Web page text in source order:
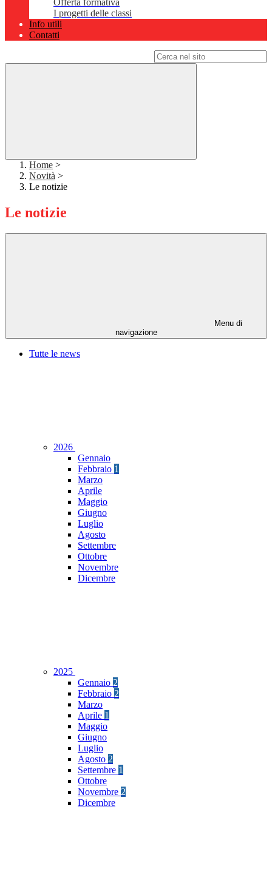
Offerta formativa
I progetti delle classi
Info utili
Contatti
Home >
Novità >
Le notizie
Le notizie
Menu di
navigazione
Tutte le news
2026
Gennaio
Febbraio 1
Marzo
Aprile
Maggio
Giugno
Luglio
Agosto
Settembre
Ottobre
Novembre
Dicembre
2025
Gennaio 2
Febbraio 2
Marzo
Aprile 1
Maggio
Giugno
Luglio
Agosto 2
Settembre 1
Ottobre
Novembre 2
Dicembre